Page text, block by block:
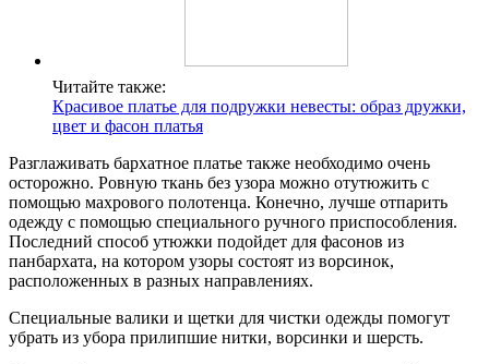
Читайте также:
Красивое платье для подружки невесты: образ дружки,
цвет и фасон платья
Разглаживать бархатное платье также необходимо очень
осторожно. Ровную ткань без узора можно отутюжить с
помощью махрового полотенца. Конечно, лучше отпарить
одежду с помощью специального ручного приспособления.
Последний способ утюжки подойдет для фасонов из
панбархата, на котором узоры состоят из ворсинок,
расположенных в разных направлениях.
Специальные валики и щетки для чистки одежды помогут
убрать из убора прилипшие нитки, ворсинки и шерсть.